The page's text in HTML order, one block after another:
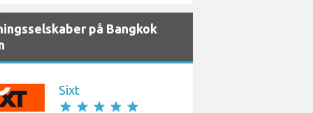
på Bangkok
Sixt
star star star star star